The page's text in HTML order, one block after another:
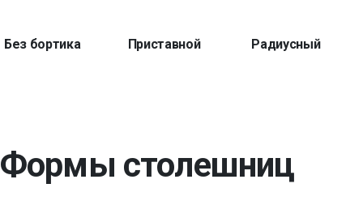
Без бортика Приставной Радиусный
Формы столешниц